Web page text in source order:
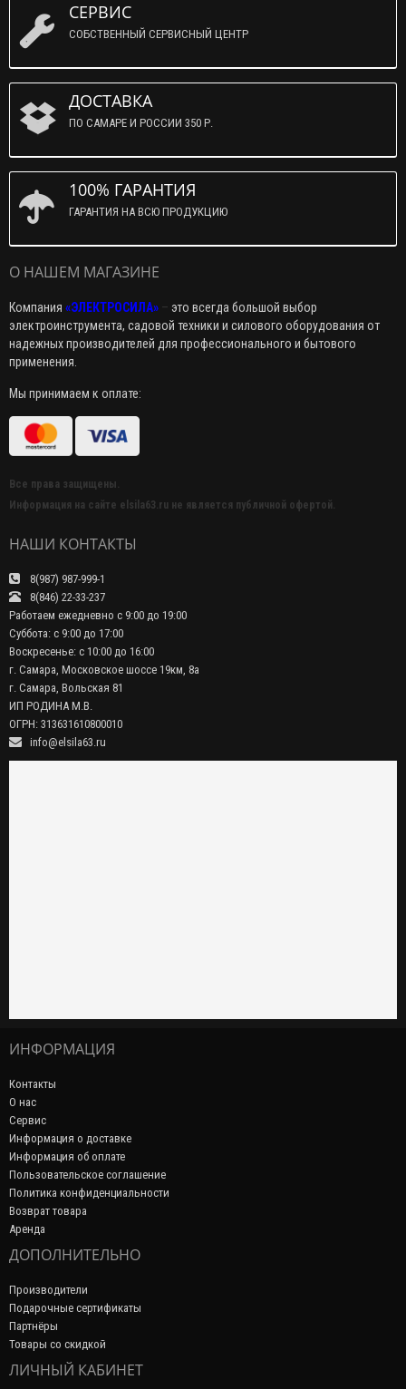
СЕРВИС
СОБСТВЕННЫЙ СЕРВИСНЫЙ ЦЕНТР
ДОСТАВКА
ПО САМАРЕ И РОССИИ 350 Р.
100% ГАРАНТИЯ
ГАРАНТИЯ НА ВСЮ ПРОДУКЦИЮ
О НАШЕМ МАГАЗИНЕ
Компания «ЭЛЕКТРОСИЛА» – это всегда большой выбор
электроинструмента, садовой техники и силового оборудования от
надежных производителей для профессионального и бытового
применения.
Мы принимаем к оплате:
Все права защищены.
Информация на сайте elsila63.ru не является публичной офертой.
НАШИ КОНТАКТЫ
8(987) 987-999-1
8(846) 22-33-237
Работаем ежедневно с 9:00 до 19:00
Суббота: с 9:00 до 17:00
Воскресенье: с 10:00 до 16:00
г. Самара, Московское шоссе 19км, 8а
г. Самара, Вольская 81
ИП РОДИНА М.В.
ОГРН: 313631610800010
info@elsila63.ru
ИНФОРМАЦИЯ
Контакты
О нас
Сервис
Информация о доставке
Информация об оплате
Пользовательское соглашение
Политика конфиденциальности
Возврат товара
Аренда
ДОПОЛНИТЕЛЬНО
Производители
Подарочные сертификаты
Партнёры
Товары со скидкой
ЛИЧНЫЙ КАБИНЕТ